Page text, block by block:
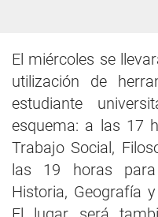
El miércoles se
utilización de
estudiante
esquema: a las 17
Trabajo Social,
las 19 horas
Historia, Geografía